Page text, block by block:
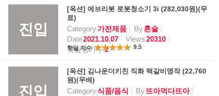
진입
[옥션] 에브리봇 로봇청소기 3i (282,030원)(무
료)
Category가전제품 By혼술
Date2021.10.07 Views20310
핫딜평가수2
핫딜 지수 9.5
진입
[옥션] 김나운더키친 직화 떡갈비명작 (22,760
원)(무배)
Category식품/음식 By뜨아먹다뜨아